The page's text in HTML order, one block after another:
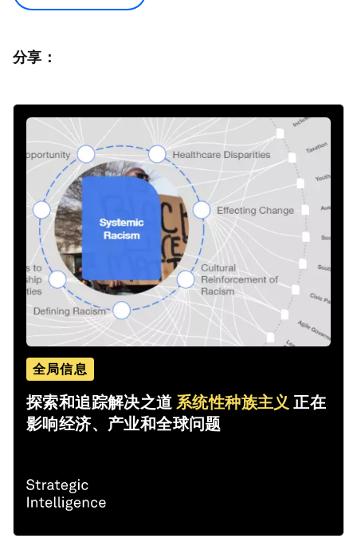
分享：
全局信息
探索和追踪解决之道 系统性种族主义 正在
影响经济、产业和全球问题